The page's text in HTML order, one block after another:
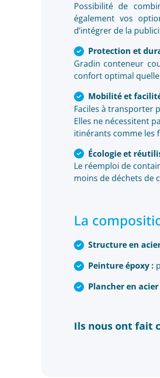
Possibilité de
également vos
d’intégrer de la
Protection et
Gradin conteneur
confort optimal
Mobilité et
Faciles à transporter
Elles ne nécessitent
itinérants comme les
Écologie et
Le réemploi de
moins de déchets de
La
Structure en
Peinture époxy :
Plancher en acier
Ils nous ont fait